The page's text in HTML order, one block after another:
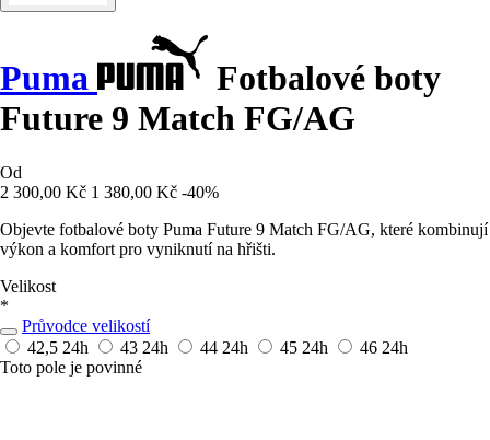
Puma
Fotbalové boty
Future 9 Match FG/AG
Od
2 300,00 Kč 1 380,00 Kč -40%
Objevte fotbalové boty Puma Future 9 Match FG/AG, které kombinují
výkon a komfort pro vyniknutí na hřišti.
Velikost
*
Průvodce velikostí
42,5 24h 43 24h 44 24h 45 24h 46 24h
Toto pole je povinné